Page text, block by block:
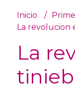
Inicio
La revolucion
La